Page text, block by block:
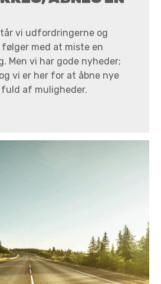
vi udfordringerne og
med at miste en
Men vi har gode nyheder;
vi er her for at åbne nye
af muligheder.